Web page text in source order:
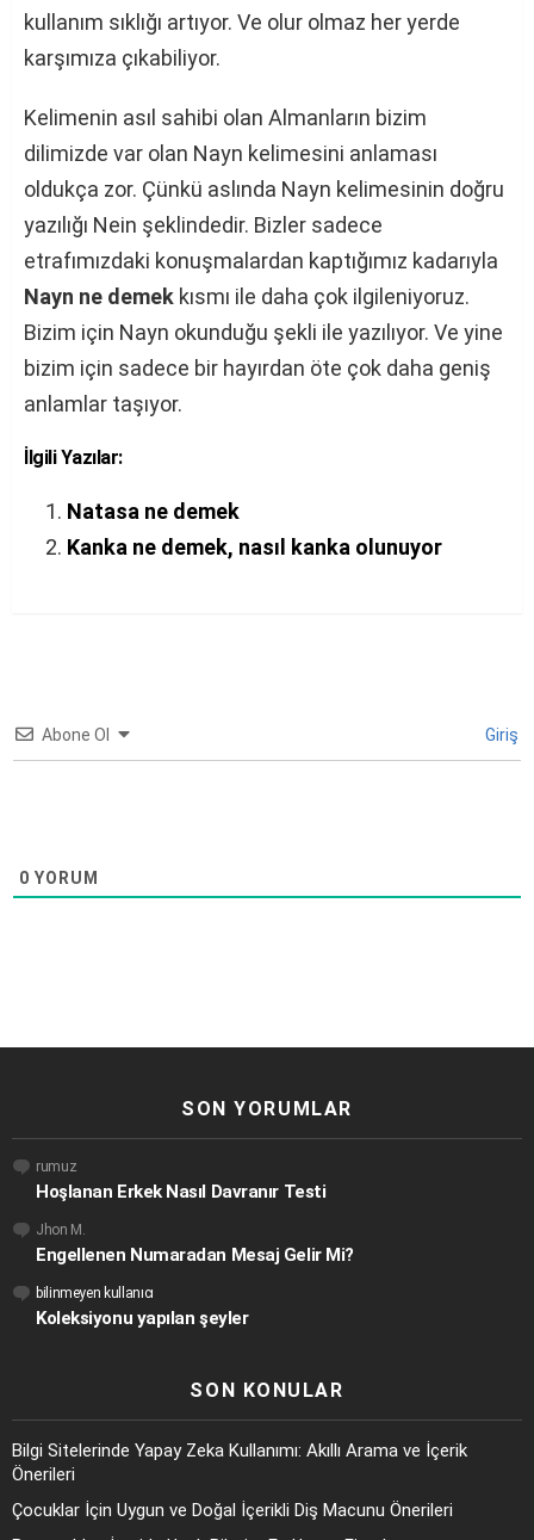
kullanım sıklığı artıyor. Ve olur olmaz her yerde
karşımıza çıkabiliyor.
Kelimenin asıl sahibi olan Almanların bizim
dilimizde var olan Nayn kelimesini anlaması
oldukça zor. Çünkü aslında Nayn kelimesinin doğru
yazılığı Nein şeklindedir. Bizler sadece
etrafımızdaki konuşmalardan kaptığımız kadarıyla
Nayn ne demek kısmı ile daha çok ilgileniyoruz.
Bizim için Nayn okunduğu şekli ile yazılıyor. Ve yine
bizim için sadece bir hayırdan öte çok daha geniş
anlamlar taşıyor.
İlgili Yazılar:
Natasa ne demek
Kanka ne demek, nasıl kanka olunuyor
Abone Ol Giriş
0 YORUM
SON YORUMLAR
rumuz
Hoşlanan Erkek Nasıl Davranır Testi
Jhon M.
Engellenen Numaradan Mesaj Gelir Mi?
bilinmeyen kullanıcı
Koleksiyonu yapılan şeyler
SON KONULAR
Bilgi Sitelerinde Yapay Zeka Kullanımı: Akıllı Arama ve İçerik
Önerileri
Çocuklar İçin Uygun ve Doğal İçerikli Diş Macunu Önerileri